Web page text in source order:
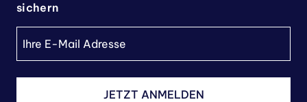
sichern
JETZT ANMELDEN